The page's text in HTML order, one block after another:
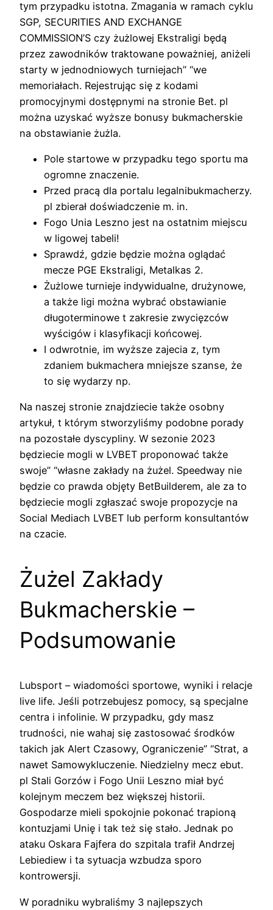
tym przypadku istotna. Zmagania w ramach cyklu
SGP, SECURITIES AND EXCHANGE
COMMISSION’S czy żużlowej Ekstraligi będą
przez zawodników traktowane poważniej, aniżeli
starty w jednodniowych turniejach” “we
memoriałach. Rejestrując się z kodami
promocyjnymi dostępnymi na stronie Bet. pl
można uzyskać wyższe bonusy bukmacherskie
na obstawianie żużla.
Pole startowe w przypadku tego sportu ma
ogromne znaczenie.
Przed pracą dla portalu legalnibukmacherzy.
pl zbierał doświadczenie m. in.
Fogo Unia Leszno jest na ostatnim miejscu
w ligowej tabeli!
Sprawdź, gdzie będzie można oglądać
mecze PGE Ekstraligi, Metalkas 2.
Żużlowe turnieje indywidualne, drużynowe,
a także ligi można wybrać obstawianie
długoterminowe t zakresie zwycięzców
wyścigów i klasyfikacji końcowej.
I odwrotnie, im wyższe zajecia z, tym
zdaniem bukmachera mniejsze szanse, że
to się wydarzy np.
Na naszej stronie znajdziecie także osobny
artykuł, t którym stworzyliśmy podobne porady
na pozostałe dyscypliny. W sezonie 2023
będziecie mogli w LVBET proponować także
swoje” “własne zakłady na żużel. Speedway nie
będzie co prawda objęty BetBuilderem, ale za to
będziecie mogli zgłaszać swoje propozycje na
Social Mediach LVBET lub perform konsultantów
na czacie.
Żużel Zakłady
Bukmacherskie –
Podsumowanie
Lubsport – wiadomości sportowe, wyniki i relacje
live life. Jeśli potrzebujesz pomocy, są specjalne
centra i infolinie. W przypadku, gdy masz
trudności, nie wahaj się zastosować środków
takich jak Alert Czasowy, Ograniczenie” “Strat, a
nawet Samowykluczenie. Niedzielny mecz ebut.
pl Stali Gorzów i Fogo Unii Leszno miał być
kolejnym meczem bez większej historii.
Gospodarze mieli spokojnie pokonać trapioną
kontuzjami Unię i tak też się stało. Jednak po
ataku Oskara Fajfera do szpitala trafił Andrzej
Lebiediew i ta sytuacja wzbudza sporo
kontrowersji.
W poradniku wybraliśmy 3 najlepszych